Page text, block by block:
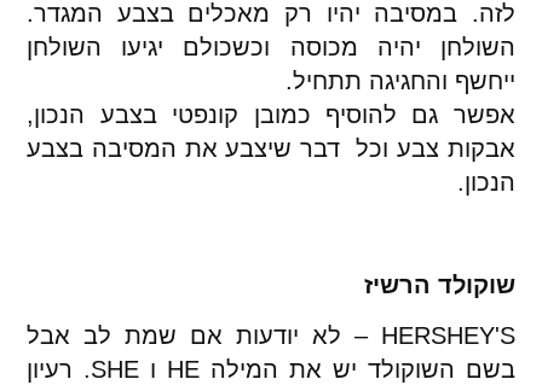
לזה. במסיבה יהיו רק מאכלים בצבע המגדר.
השולחן יהיה מכוסה וכשכולם יגיעו השולחן
ייחשף והחגיגה תתחיל.
אפשר גם להוסיף כמובן קונפטי בצבע הנכון,
אבקות צבע וכל דבר שיצבע את המסיבה בצבע
הנכון.
שוקולד הרשיז
HERSHEY'S – לא יודעות אם שמת לב אבל
בשם השוקולד יש את המילה HE ו SHE. רעיון